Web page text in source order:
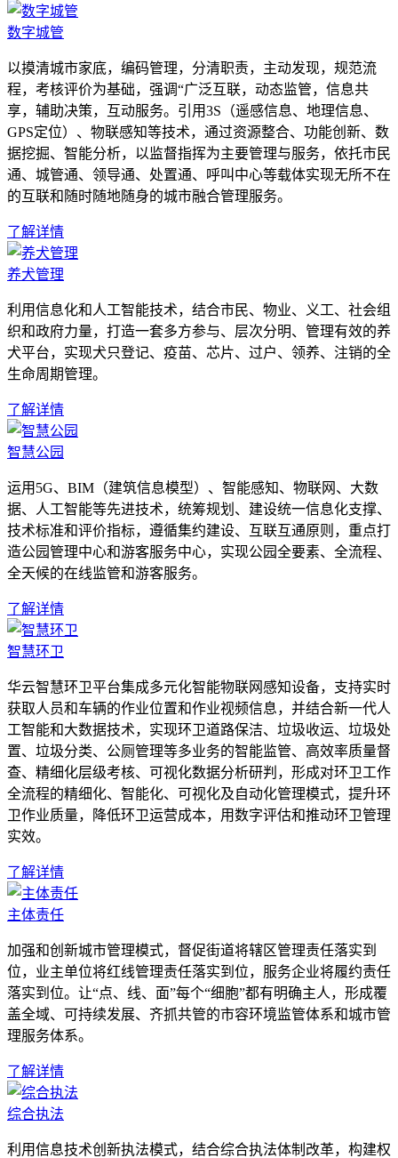
数字城管
以摸清城市家底，编码管理，分清职责，主动发现，规范流
程，考核评价为基础，强调“广泛互联，动态监管，信息共
享，辅助决策，互动服务。引用3S（遥感信息、地理信息、
GPS定位）、物联感知等技术，通过资源整合、功能创新、数
据挖掘、智能分析，以监督指挥为主要管理与服务，依托市民
通、城管通、领导通、处置通、呼叫中心等载体实现无所不在
的互联和随时随地随身的城市融合管理服务。
了解详情
养犬管理
利用信息化和人工智能技术，结合市民、物业、义工、社会组
织和政府力量，打造一套多方参与、层次分明、管理有效的养
犬平台，实现犬只登记、疫苗、芯片、过户、领养、注销的全
生命周期管理。
了解详情
智慧公园
运用5G、BIM（建筑信息模型）、智能感知、物联网、大数
据、人工智能等先进技术，统筹规划、建设统一信息化支撑、
技术标准和评价指标，遵循集约建设、互联互通原则，重点打
造公园管理中心和游客服务中心，实现公园全要素、全流程、
全天候的在线监管和游客服务。
了解详情
智慧环卫
华云智慧环卫平台集成多元化智能物联网感知设备，支持实时
获取人员和车辆的作业位置和作业视频信息，并结合新一代人
工智能和大数据技术，实现环卫道路保洁、垃圾收运、垃圾处
置、垃圾分类、公厕管理等多业务的智能监管、高效率质量督
查、精细化层级考核、可视化数据分析研判，形成对环卫工作
全流程的精细化、智能化、可视化及自动化管理模式，提升环
卫作业质量，降低环卫运营成本，用数字评估和推动环卫管理
实效。
了解详情
主体责任
加强和创新城市管理模式，督促街道将辖区管理责任落实到
位，业主单位将红线管理责任落实到位，服务企业将履约责任
落实到位。让“点、线、面”每个“细胞”都有明确主人，形成覆
盖全域、可持续发展、齐抓共管的市容环境监管体系和城市管
理服务体系。
了解详情
综合执法
利用信息技术创新执法模式，结合综合执法体制改革，构建权